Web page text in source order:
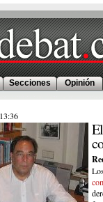
Secciones Opinión
13:36